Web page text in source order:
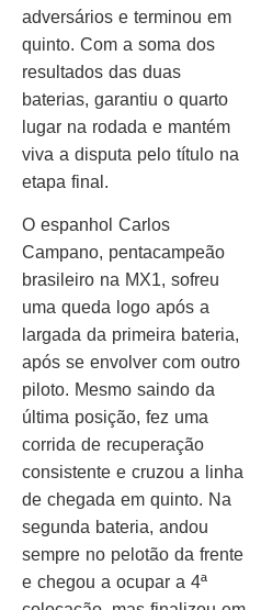
adversários e terminou em
quinto. Com a soma dos
resultados das duas
baterias, garantiu o quarto
lugar na rodada e mantém
viva a disputa pelo título na
etapa final.
O espanhol Carlos
Campano, pentacampeão
brasileiro na MX1, sofreu
uma queda logo após a
largada da primeira bateria,
após se envolver com outro
piloto. Mesmo saindo da
última posição, fez uma
corrida de recuperação
consistente e cruzou a linha
de chegada em quinto. Na
segunda bateria, andou
sempre no pelotão da frente
e chegou a ocupar a 4ª